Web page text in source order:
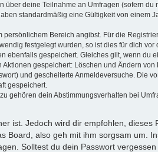
deine Teilnahme an Umfragen (sofern
standardmäßig eine Gültigkeit von einem
Bereich angibst. Für die
festgelegt wurden, so ist dies für dich
gespeichert. Gleiches gilt, wenn du
gespeichert: Löschen und Ändern
und gescheiterte Anmeldeversuche. Die
gespeichert.
gehören dein Abstimmungsverhalten bei
ist. Jedoch wird dir empfohlen, dieses
Board, also geh mit ihm sorgsam um.
Solltest du dein Passwort